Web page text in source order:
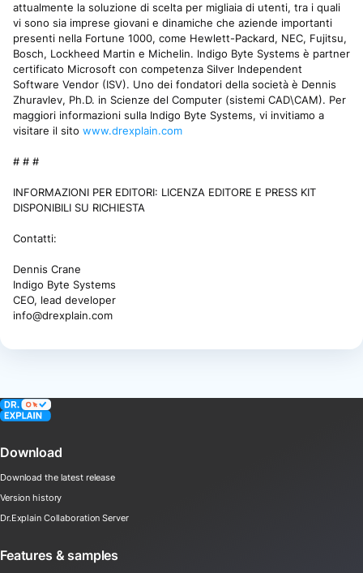
attualmente la soluzione di scelta per migliaia di utenti, tra i quali
vi sono sia imprese giovani e dinamiche che aziende importanti
presenti nella Fortune 1000, come Hewlett-Packard, NEC, Fujitsu,
Bosch, Lockheed Martin e Michelin. Indigo Byte Systems è partner
certificato Microsoft con competenza Silver Independent
Software Vendor (ISV). Uno dei fondatori della società è Dennis
Zhuravlev, Ph.D. in Scienze del Computer (sistemi CAD\CAM). Per
maggiori informazioni sulla Indigo Byte Systems, vi invitiamo a
visitare il sito www.drexplain.com
# # #
INFORMAZIONI PER EDITORI: LICENZA EDITORE E PRESS KIT
DISPONIBILI SU RICHIESTA
Contatti:
Dennis Crane
Indigo Byte Systems
CEO, lead developer
info@drexplain.com
Download
Download the latest release
Version history
Dr.Explain Collaboration Server
Features & samples